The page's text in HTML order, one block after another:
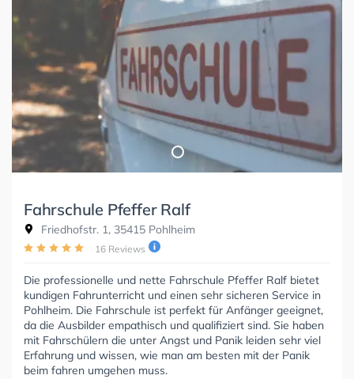
Fahrschule Pfeffer Ralf
Friedhofstr. 1, 35415 Pohlheim
16 Reviews
Die professionelle und nette Fahrschule Pfeffer Ralf bietet
kundigen Fahrunterricht und einen sehr sicheren Service in
Pohlheim. Die Fahrschule ist perfekt für Anfänger geeignet,
da die Ausbilder empathisch und qualifiziert sind. Sie haben
mit Fahrschülern die unter Angst und Panik leiden sehr viel
Erfahrung und wissen, wie man am besten mit der Panik
beim fahren umgehen muss.